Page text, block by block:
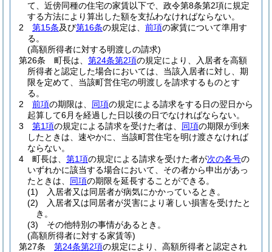
て、近傍同種の住宅の家賃以下で、政令第8条第2項に規定
する方法により算出した額を支払わなければならない。
2
第15条及び第16条の規定は、 前項の家賃について準用す
る。
(高額所得者に対する明渡しの請求)
第26条
町長は、 第24条第2項の規定により、入居者を高額
所得者と認定した場合においては、当該入居者に対し、期
限を定めて、当該町営住宅の明渡しを請求するものとす
る。
2
前項の期限は、 同項の規定による請求をする日の翌日から
起算して6月を経過した日以後の日でなければならない。
3
第1項の規定による請求を受けた者は、 同項の期限が到来
したときは、速やかに、当該町営住宅を明け渡さなければ
ならない。
4
町長は、 第1項の規定による請求を受けた者が次の各号の
いずれかに該当する場合において、その者から申出があっ
たときは、 同項の期限を延長することができる。
(1)
入居者又は同居者が病気にかかっているとき。
(2)
入居者又は同居者が災害により著しい損害を受けたと
き。
(3)
その他特別の事情があるとき。
(高額所得者に対する家賃等)
第27条
第24条第2項の規定により、高額所得者と認定され